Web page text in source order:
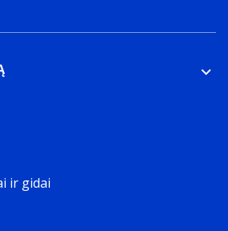
ir gidai